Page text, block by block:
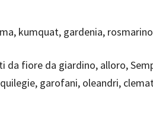
kumquat, gardenia,
da fiore da giardino, alloro,
garofani, oleandri,